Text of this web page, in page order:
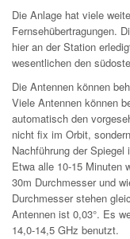
Die Anlage hat viele
Fernsehübertragungen.
hier an der Station
wesentlichen den
Die Antennen können
Viele Antennen können
automatisch den
nicht fix im Orbit,
Nachführung der
Etwa alle 10-15 Minuten
30m Durchmesser und
Durchmesser stehen
Antennen ist 0,03°. Es
14,0-14,5 GHz benutzt.